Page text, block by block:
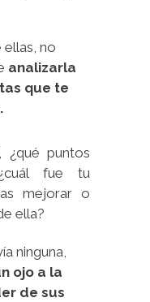
ellas, no
analizarla
que te
¿qué puntos
fue tu
mejorar o
ella?
ninguna,
ojo a la
de sus